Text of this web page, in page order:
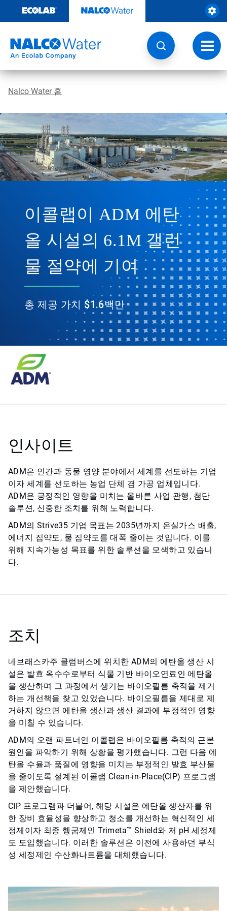
츠
기
토
글
내
비
Nalco Water 홈
이콜랩이 ADM 에탄
올 시설의 6.1M 갤런
물 절약에 기여
총 제공 가치 $1.6백만
인사이트
ADM은 인간과 동물 영양 분야에서 세계를 선도하는 기업
이자 세계를 선도하는 농업 단체 겸 가공 업체입니다.
ADM은 긍정적인 영향을 미치는 올바른 사업 관행, 첨단
솔루션, 신중한 조치를 위해 노력합니다.
ADM의 Strive35 기업 목표는 2035년까지 온실가스 배출,
에너지 집약도, 물 집약도를 대폭 줄이는 것입니다. 이를
위해 지속가능성 목표를 위한 솔루션을 모색하고 있습니
다.
조치
네브래스카주 콜럼버스에 위치한 ADM의 에탄올 생산 시
설은 발효 옥수수로부터 식물 기반 바이오연료인 에탄올
을 생산하며 그 과정에서 생기는 바이오필름 축적을 제거
하는 개선책을 찾고 있었습니다. 바이오필름을 제대로 제
거하지 않으면 에탄올 생산과 생산 결과에 부정적인 영향
을 미칠 수 있습니다.
ADM의 오랜 파트너인 이콜랩은 바이오필름 축적의 근본
원인을 파악하기 위해 상황을 평가했습니다. 그런 다음 에
탄올 수율과 품질에 영향을 미치는 부정적인 발효 부산물
을 줄이도록 설계된 이콜랩 Clean-in-Place(CIP) 프로그램
을 제안했습니다.
CIP 프로그램과 더불어, 해당 시설은 에탄올 생산자를 위
한 장비 효율성을 향상하고 청소를 개선하는 혁신적인 세
정제이자 최종 헹굼제인 Trimeta™ Shield와 저 pH 세정제
도 도입했습니다. 이러한 솔루션은 이전에 사용하던 부식
성 세정제인 수산화나트륨을 대체했습니다.